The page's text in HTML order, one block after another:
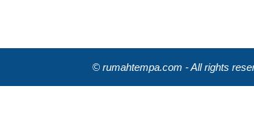
© rumahtempa.com - All rights